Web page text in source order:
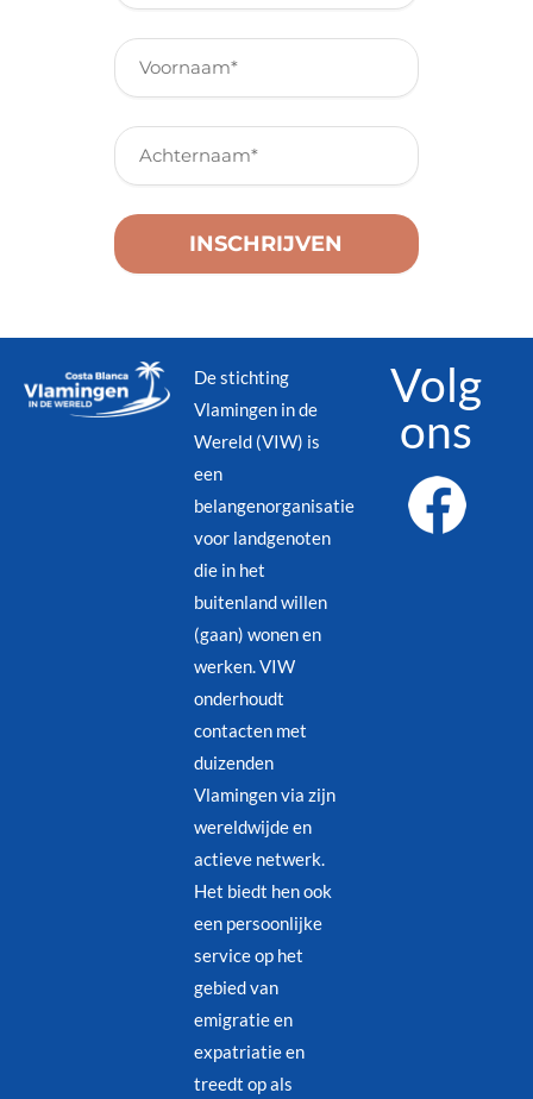
De stichting
Vlamingen in de
Wereld (VIW) is
een
belangenorganisatie
voor landgenoten
die in het
buitenland willen
(gaan) wonen en
werken. VIW
onderhoudt
contacten met
duizenden
Vlamingen via zijn
wereldwijde en
actieve netwerk.
Het biedt hen ook
een persoonlijke
service op het
gebied van
emigratie en
expatriatie en
treedt op als
Volg
ons